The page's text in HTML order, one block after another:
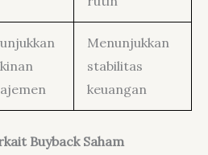
Menunjukkan
stabilitas
keuangan
Buyback Saham